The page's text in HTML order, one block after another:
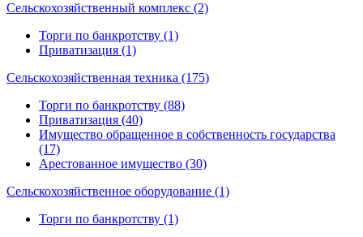
Сельскохозяйственный комплекс (2)
Торги по банкротству (1)
Приватизация (1)
Сельскохозяйственная техника (175)
Торги по банкротству (88)
Приватизация (40)
Имущество обращенное в собственность государства
(17)
Арестованное имущество (30)
Сельскохозяйственное оборудование (1)
Торги по банкротству (1)